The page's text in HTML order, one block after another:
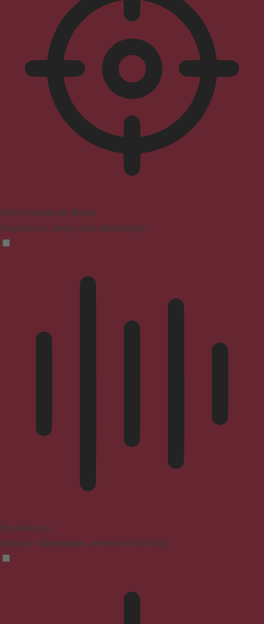
ADHD-freundlicher Modus
Fokussiertes Surfen, ohne Ablenkungen
Blindenmodus
Reduziert Ablenkungen, verbessert den Fokus